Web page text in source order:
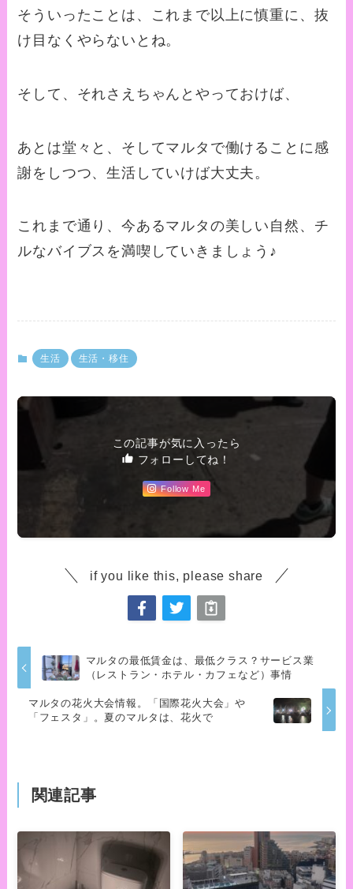
そういったことは、これまで以上に慎重に、抜
け目なくやらないとね。
そして、それさえちゃんとやっておけば、
あとは堂々と、そしてマルタで働けることに感
謝をしつつ、生活していけば大丈夫。
これまで通り、今あるマルタの美しい自然、チ
ルなバイブスを満喫していきましょう♪
生活 生活・移住
この記事が気に入ったら
フォローしてね！
Follow Me
if you like this, please share
マルタの最低賃金は、最低クラス？サービス業
（レストラン・ホテル・カフェなど）事情
マルタの花火大会情報。「国際花火大会」や
「フェスタ」。夏のマルタは、花火で
関連記事